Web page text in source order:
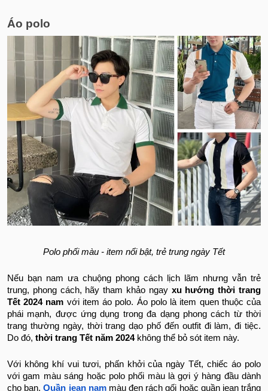
Áo polo
Polo phối màu - item nổi bật, trẻ trung ngày Tết
Nếu bạn nam ưa chuộng phong cách lịch lãm nhưng vẫn trẻ
trung, phong cách, hãy tham khảo ngay xu hướng thời trang
Tết 2024 nam với item áo polo. Áo polo là item quen thuộc của
phái mạnh, được ứng dụng trong đa dạng phong cách từ thời
trang thường ngày, thời trang dạo phố đến outfit đi làm, đi tiệc.
Do đó, thời trang Tết năm 2024không thể bỏ sót item này.
Với không khí vui tươi, phấn khởi của ngày Tết, chiếc áo polo
với gam màu sáng hoặc polo phối màu là gợi ý hàng đầu dành
cho bạn.Quần jean nammàu đen rách gối hoặc quần jean trắng